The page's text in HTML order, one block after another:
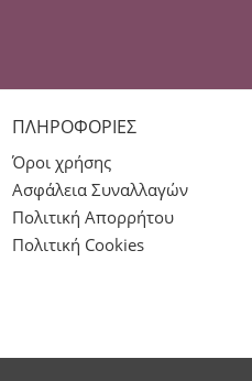
ΠΛΗΡΟΦΟΡΊΕΣ
Όροι χρήσης
Ασφάλεια Συναλλαγών
Πολιτική Απορρήτου
Πολιτική Cookies